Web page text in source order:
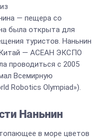
— пещера со
была открыта для
туристов. Наньнин
Китай — АСЕАН ЭКСПО
проводиться с 2005
Всемирную
Robotics Olympiad»).
Наньнин
в море цветов